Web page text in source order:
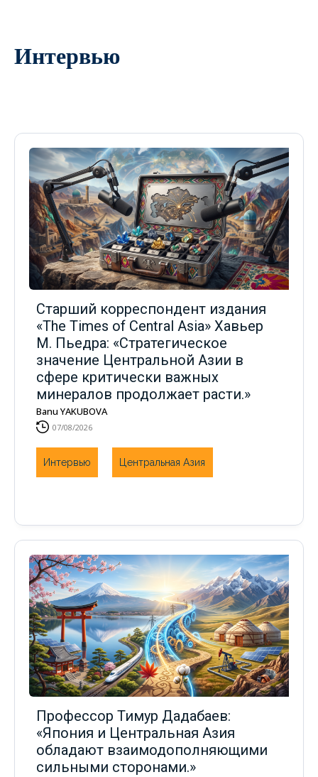
Интервью
Старший корреспондент издания
«The Times of Central Asia» Хавьер
М. Пьедра: «Стратегическое
значение Центральной Азии в
сфере критически важных
минералов продолжает расти.»
Banu YAKUBOVA
07/08/2026
Интервью Центральная Азия
Профессор Тимур Дадабаев:
«Япония и Центральная Азия
обладают взаимодополняющими
сильными сторонами.»